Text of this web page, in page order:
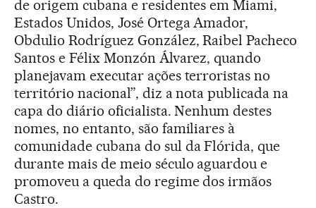
de origem cubana e residentes em Miami,
Estados Unidos, José Ortega Amador,
Obdulio Rodríguez González, Raibel Pacheco
Santos e Félix Monzón Álvarez, quando
planejavam executar ações terroristas no
território nacional”, diz a nota publicada na
capa do diário oficialista. Nenhum destes
nomes, no entanto, são familiares à
comunidade cubana do sul da Flórida, que
durante mais de meio século aguardou e
promoveu a queda do regime dos irmãos
Castro.